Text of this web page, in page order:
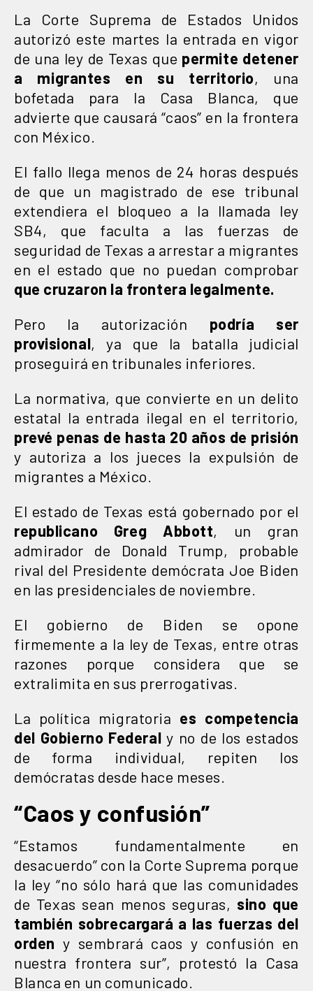
La Corte Suprema de Estados Unidos
autorizó este martes la entrada en vigor
de una ley de Texas que permite detener
a migrantes en su territorio, una
bofetada para la Casa Blanca, que
advierte que causará “caos” en la frontera
con México.
El fallo llega menos de 24 horas después
de que un magistrado de ese tribunal
extendiera el bloqueo a la llamada ley
SB4, que faculta a las fuerzas de
seguridad de Texas a arrestar a migrantes
en el estado que no puedan comprobar
que cruzaron la frontera legalmente.
Pero la autorización podría ser
provisional, ya que la batalla judicial
proseguirá en tribunales inferiores.
La normativa, que convierte en un delito
estatal la entrada ilegal en el territorio,
prevé penas de hasta 20 años de prisión
y autoriza a los jueces la expulsión de
migrantes a México.
El estado de Texas está gobernado por el
republicano Greg Abbott, un gran
admirador de Donald Trump, probable
rival del Presidente demócrata Joe Biden
en las presidenciales de noviembre.
El gobierno de Biden se opone
firmemente a la ley de Texas, entre otras
razones porque considera que se
extralimita en sus prerrogativas.
La política migratoria es competencia
del Gobierno Federal y no de los estados
de forma individual, repiten los
demócratas desde hace meses.
“Caos y confusión”
“Estamos fundamentalmente en
desacuerdo” con la Corte Suprema porque
la ley “no sólo hará que las comunidades
de Texas sean menos seguras, sino que
también sobrecargará a las fuerzas del
orden y sembrará caos y confusión en
nuestra frontera sur”, protestó la Casa
Blanca en un comunicado.